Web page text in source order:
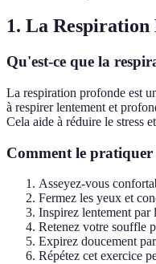
1. La Respiration
Qu'est-ce que la
La respiration profonde est
à respirer lentement et
Cela aide à réduire le stress
Comment le pratiquer
Asseyez-vous
Fermez les yeux et
Inspirez lentement par
Retenez votre souffle
Expirez doucement
Répétez cet exercice